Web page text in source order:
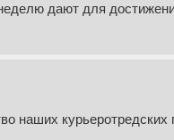
дают для
наших курьеротредских